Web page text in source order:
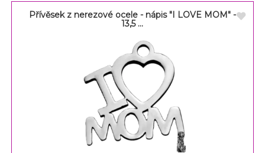
Přívěsek z nerezové ocele - nápis "I LOVE MOM" -
13,5 ...